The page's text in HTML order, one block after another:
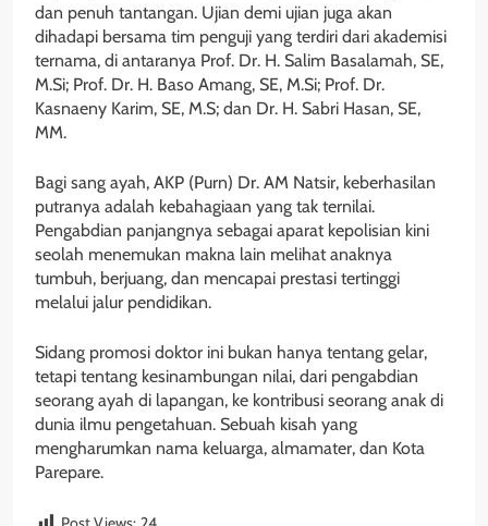
dan penuh tantangan. Ujian demi ujian juga akan
dihadapi bersama tim penguji yang terdiri dari akademisi
ternama, di antaranya Prof. Dr. H. Salim Basalamah, SE,
M.Si; Prof. Dr. H. Baso Amang, SE, M.Si; Prof. Dr.
Kasnaeny Karim, SE, M.S; dan Dr. H. Sabri Hasan, SE,
MM.
Bagi sang ayah, AKP (Purn) Dr. AM Natsir, keberhasilan
putranya adalah kebahagiaan yang tak ternilai.
Pengabdian panjangnya sebagai aparat kepolisian kini
seolah menemukan makna lain melihat anaknya
tumbuh, berjuang, dan mencapai prestasi tertinggi
melalui jalur pendidikan.
Sidang promosi doktor ini bukan hanya tentang gelar,
tetapi tentang kesinambungan nilai, dari pengabdian
seorang ayah di lapangan, ke kontribusi seorang anak di
dunia ilmu pengetahuan. Sebuah kisah yang
mengharumkan nama keluarga, almamater, dan Kota
Parepare.